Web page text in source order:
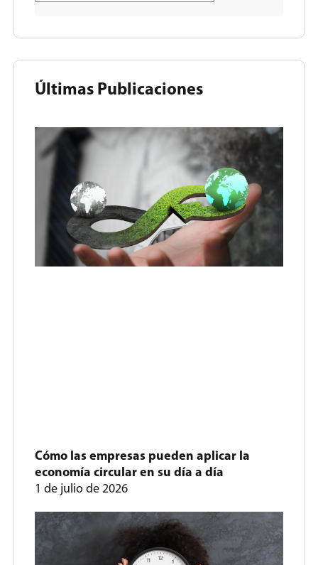
Últimas Publicaciones
Cómo las empresas pueden aplicar la
economía circular en su día a día
1 de julio de 2026